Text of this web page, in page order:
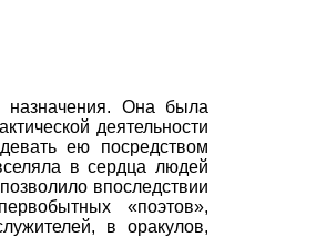
назначения. Она была
деятельности
ею посредством
в сердца людей
впоследствии
«поэтов»,
в оракулов,